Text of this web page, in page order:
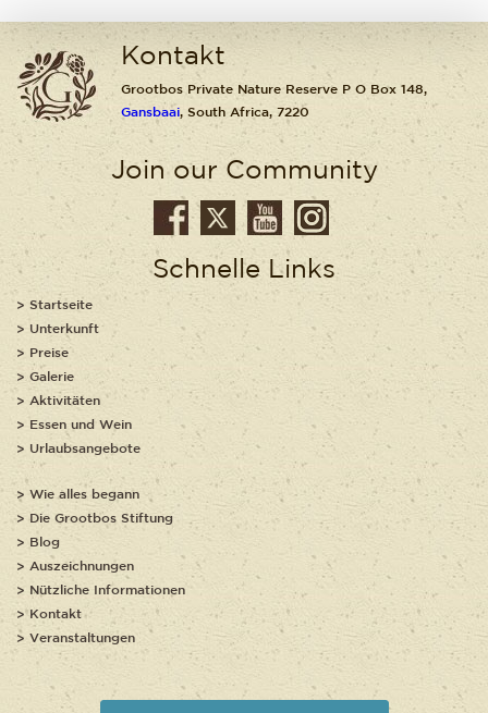
Kontakt
Grootbos Private Nature Reserve P O Box 148,
Gansbaai, South Africa, 7220
Join our Community
Schnelle Links
Startseite
Unterkunft
Preise
Galerie
Aktivitäten
Essen und Wein
Urlaubsangebote
Wie alles begann
Die Grootbos Stiftung
Blog
Auszeichnungen
Nützliche Informationen
Kontakt
Veranstaltungen